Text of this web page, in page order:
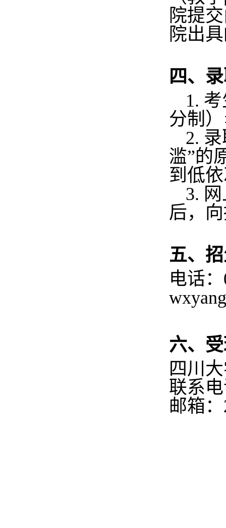
院提
院出
四、
1.
分制
2.
滥”的
到低
3.
后，
五、
电话：
六、
四川
联系
邮箱：